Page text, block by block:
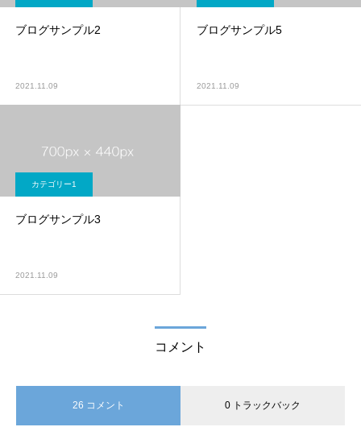
ブログサンプル2
2021.11.09
ブログサンプル5
2021.11.09
カテゴリー1
ブログサンプル3
2021.11.09
コメント
26 コメント 0 トラックバック